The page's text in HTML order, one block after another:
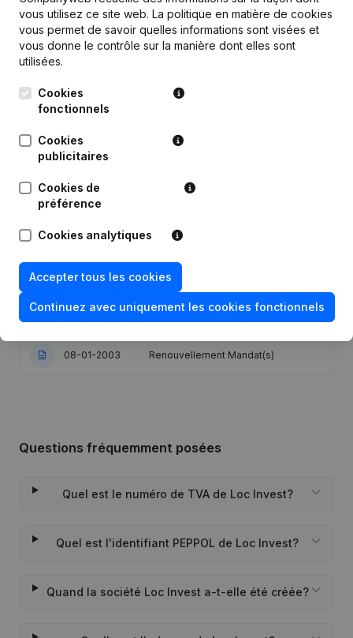
Publications de Loc Invest
Date Publication
17-01-2018
Nominations
Capital, Actions
18-11-2011 Demissions, Nominations
06-11-2006
Nomination(s) Renouvellement
08-01-2003 Renouvellement Mandat(s)
Questions fréquemment posées
Quel est le numéro de TVA de Loc Invest?
Quel est l'identifiant PEPPOL de Loc Invest?
Quand la société Loc Invest a-t-elle été créée?
vous utilisez ce site web. La politique en matière de cookies
vous permet de savoir quelles informations sont visées et
vous donne le contrôle sur la manière dont elles sont
utilisées.
Cookies
fonctionnels
Cookies
publicitaires
Cookies de
préférence
Cookies analytiques
Accepter tous les cookies
Continuez avec uniquement les cookies fonctionnels